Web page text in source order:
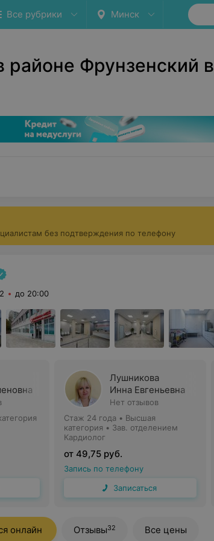
Все рубрики Минск
районе Фрунзенский в
без подтверждения по телефону
до 20:00
Лушникова
Инна Евгеньевна
Нет отзывов
Стаж 24 года • Высшая
категория • Зав. отделением
Кардиолог
от 49,75 руб.
Запись по телефону
Записаться
онлайн Отзывы32 Все цены